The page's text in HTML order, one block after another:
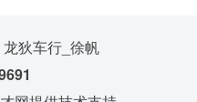
狄车行_徐帆